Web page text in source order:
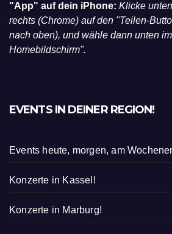
"App" auf dein iPhone: Klicke
rechts (Chrome) auf den "Teilen-
nach oben), und wähle dann unten
Homebildschirm".
EVENTS IN DEINER REGION!
Events heute, morgen, am
Konzerte in Kassel!
Konzerte in Marburg!